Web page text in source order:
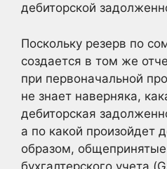
дебиторской
Поскольку резерв по
создается в том же
при первоначальной
не знает наверняка,
дебиторская
а по какой произойдет
образом,
бухгалтерского учета